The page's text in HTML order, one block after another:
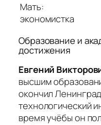
Мать:
экономистка
Образование и
достижения
Евгений
высшим
окончил
технологический
время учёбы он